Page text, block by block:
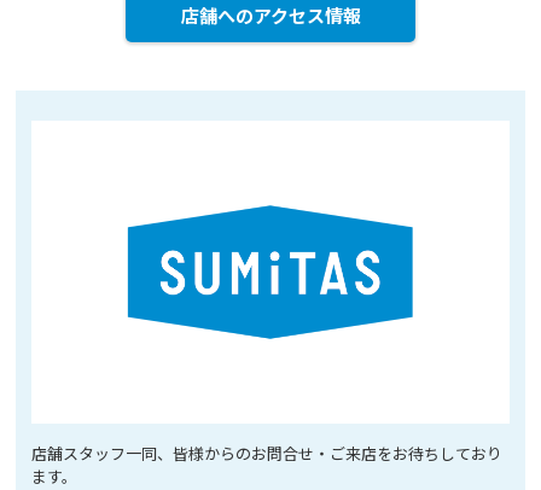
店舗へのアクセス情報
店舗スタッフ一同、皆様からのお問合せ・ご来店をお待ちしており
ます。